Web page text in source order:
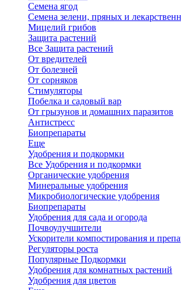
Семена ягод
Семена зелени, пряных и
Мицелий грибов
Защита растений
Все Защита растений
От вредителей
От болезней
От сорняков
Стимуляторы
Побелка и садовый вар
От грызунов и домашних паразитов
Антистресс
Биопрепараты
Еще
Удобрения и подкормки
Все Удобрения и подкормки
Органические удобрения
Минеральные удобрения
Микробиологические удобрения
Биопрепараты
Удобрения для сада и огорода
Почвоулучшители
Ускорители компостирования и
Регуляторы роста
Популярные Подкормки
Удобрения для комнатных растений
Удобрения для цветов